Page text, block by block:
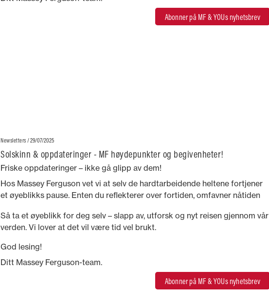
Abonner på MF & YOUs nyhetsbrev
Newsletters / 29/07/2025
Solskinn & oppdateringer - MF høydepunkter og begivenheter!
Friske oppdateringer – ikke gå glipp av dem!
Hos Massey Ferguson vet vi at selv de hardtarbeidende heltene fortjener
et øyeblikks pause. Enten du reflekterer over fortiden, omfavner nåtiden
deg.
Så ta et øyeblikk for deg selv – slapp av, utforsk og nyt reisen gjennom vår
verden. Vi lover at det vil være tid vel brukt.
God lesing!
Ditt Massey Ferguson-team.
Abonner på MF & YOUs nyhetsbrev